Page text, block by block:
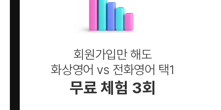
회원가입만 해도
화상영어 vs 전화영어 택1
무료 체험 3회